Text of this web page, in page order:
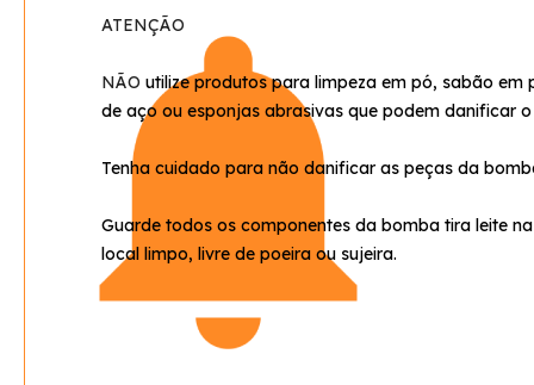
ATENÇÃO
NÃO utilize produtos para limpeza em pó, sabão em
de aço ou esponjas abrasivas que podem danificar
Tenha cuidado para não danificar as peças da
Guarde todos os componentes da bomba tira leite
local limpo, livre de poeira ou sujeira.